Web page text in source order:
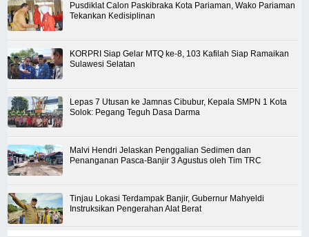
Pusdiklat Calon Paskibraka Kota Pariaman, Wako Pariaman
Tekankan Kedisiplinan
KORPRI Siap Gelar MTQ ke-8, 103 Kafilah Siap Ramaikan
Sulawesi Selatan
Lepas 7 Utusan ke Jamnas Cibubur, Kepala SMPN 1 Kota
Solok: Pegang Teguh Dasa Darma
Malvi Hendri Jelaskan Penggalian Sedimen dan
Penanganan Pasca-Banjir 3 Agustus oleh Tim TRC
Tinjau Lokasi Terdampak Banjir, Gubernur Mahyeldi
Instruksikan Pengerahan Alat Berat